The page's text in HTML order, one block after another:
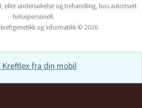
eller undersøkelse og behandling, hos autorisert
helsepersonell.
og informatikk © 2026
Kreftlex fra din mobil